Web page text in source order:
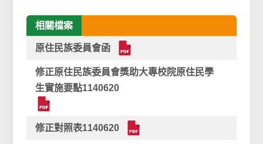
相關檔案
原住民族委員會函
修正原住民族委員會獎助大專校院原住民學
生實施要點1140620
修正對照表1140620